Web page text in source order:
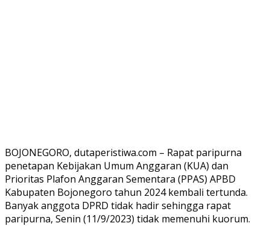
BOJONEGORO, dutaperistiwa.com – Rapat paripurna
penetapan Kebijakan Umum Anggaran (KUA) dan
Prioritas Plafon Anggaran Sementara (PPAS) APBD
Kabupaten Bojonegoro tahun 2024 kembali tertunda.
Banyak anggota DPRD tidak hadir sehingga rapat
paripurna, Senin (11/9/2023) tidak memenuhi kuorum.